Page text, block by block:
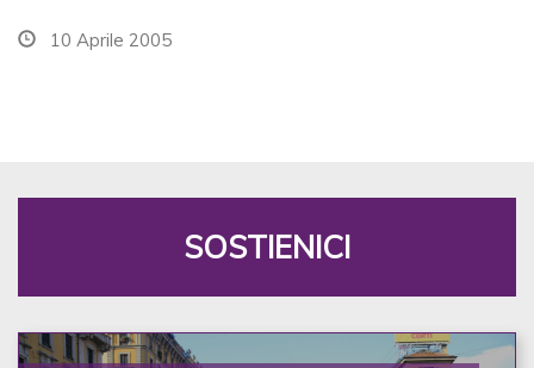
10 Aprile 2005
SOSTIENICI